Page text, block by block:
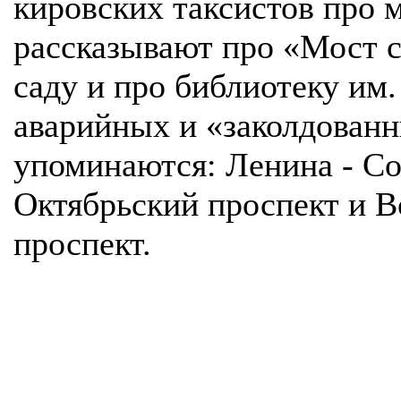
рассказывают про «Мост
саду и про библиотеку
аварийных и
упоминаются: Ленина -
Октябрьский проспект и
проспект.